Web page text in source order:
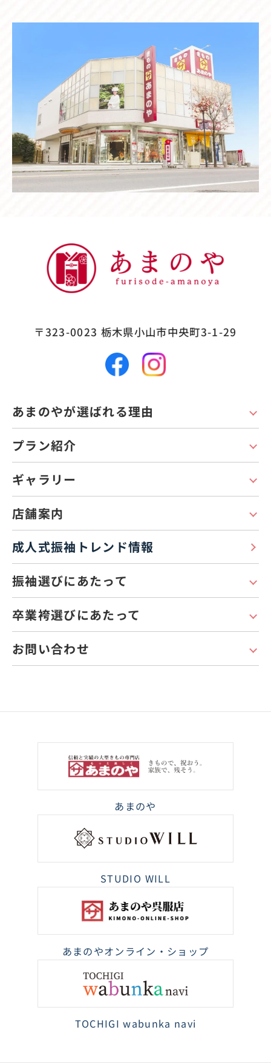
〒323-0023 栃木県小山市中央町3-1-29
あまのやが選ばれる理由
振袖選びにあたって
卒業袴選びにあたって
お問い合わせ
プラン紹介
店舗案内
ギャラリー
成人式振袖トレンド情報
あまのや
STUDIO WILL
あまのやオンライン・ショップ
TOCHIGI wabunka navi